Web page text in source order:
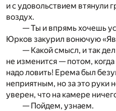
и с удовольствием втянули
воздух.
— Ты и впрямь хочешь
Юрков закурил вонючую
— Какой смысл, и так
не изменится — потом,
надо ловить! Ерема был
неприятным, но за это руки
уверен, что на камере
— Пойдем, узнаем.